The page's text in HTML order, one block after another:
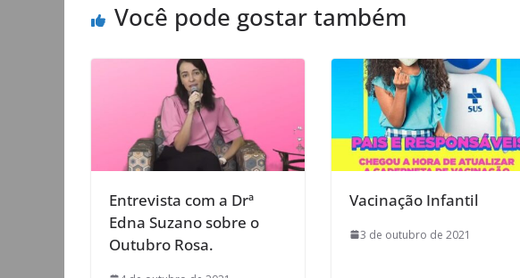
Você pode gostar também
Entrevista com a Drª
Edna Suzano sobre o
Outubro Rosa.
Vacinação Infantil
3 de outubro de 2021